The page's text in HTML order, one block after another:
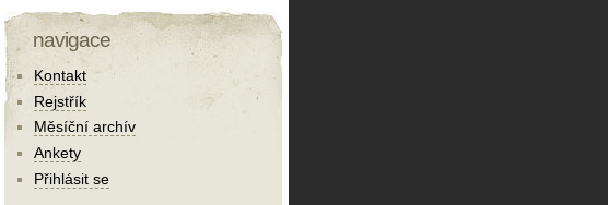
navigace
Kontakt
Rejstřík
Měsíční archív
Ankety
Přihlásit se